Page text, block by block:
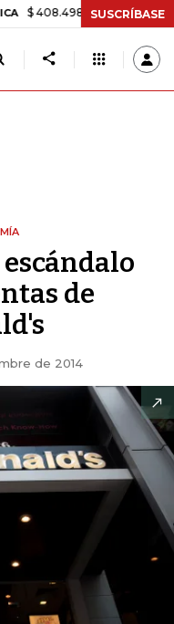
+$ 8.753,81 +2,19%
SUSCRÍBASE
de
de 2014